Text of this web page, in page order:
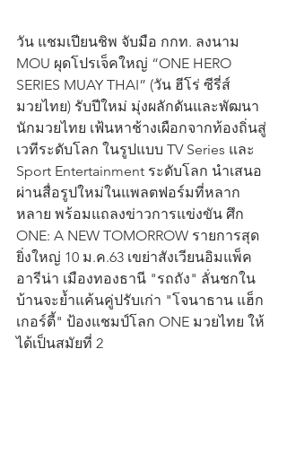
วัน แชมเปียนชิพ จับมือ กกท. ลงนาม
MOU ผุดโปรเจ็คใหญ่ “ONE HERO
SERIES MUAY THAI” (วัน ฮีโร่ ซีรี่ส์
มวยไทย) รับปีใหม่ มุ่งผลักดันและพัฒนา
นักมวยไทย เฟ้นหาช้างเผือกจากท้องถิ่นสู่
เวทีระดับโลก ในรูปแบบ TV Series และ
Sport Entertainment ระดับโลก นำเสนอ
ผ่านสื่อรูปใหม่ในแพลตฟอร์มที่หลาก
หลาย พร้อมแถลงข่าวการแข่งขัน ศึก
ONE: A NEW TOMORROW รายการสุด
ยิ่งใหญ่ 10 ม.ค.63 เขย่าสังเวียนอิมแพ็ค
อารีน่า เมืองทองธานี "รถถัง" ลั่นชกใน
บ้านจะย้ำแค้นคู่ปรับเก่า "โจนาธาน แฮ็ก
เกอร์ตี้" ป้องแชมป์โลก ONE มวยไทย ให้
ได้เป็นสมัยที่ 2